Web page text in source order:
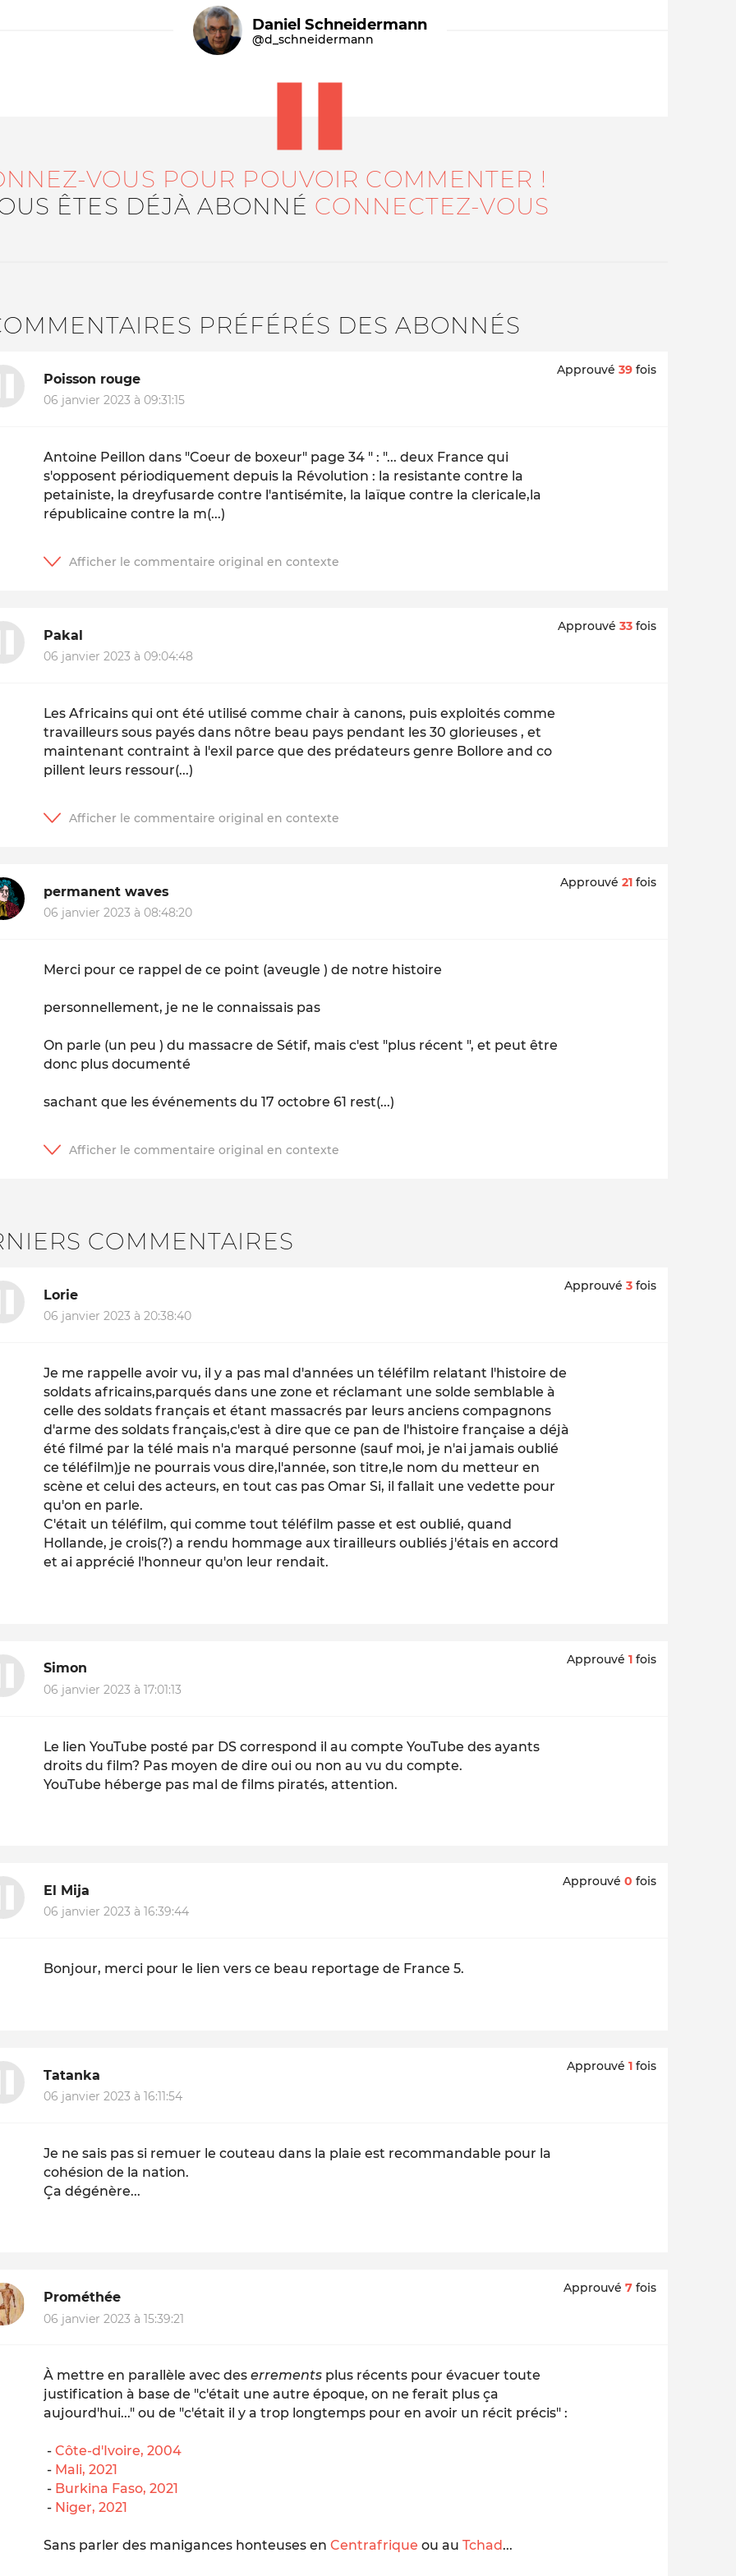
Le médiateur L'équipe Qui sommes-nous ?
Daniel Schneidermann
@d_schneidermann
VOUS POUR POUVOIR COMMENTER !
ÊTES DÉJÀ ABONNÉ CONNECTEZ-VOUS
PRÉFÉRÉS DES ABONNÉS
Poisson rouge
06 janvier 2023 à 09:31:15
Approuvé 39 fois
Antoine Peillon dans "Coeur de boxeur" page 34 " : "... deux France qui
s'opposent périodiquement depuis la Révolution : la resistante contre la
petainiste, la dreyfusarde contre l'antisémite, la laïque contre la clericale,la
républicaine contre la m(...)
Pakal
06 janvier 2023 à 09:04:48
Approuvé 33 fois
Les Africains qui ont été utilisé comme chair à canons, puis exploités comme
travailleurs sous payés dans nôtre beau pays pendant les 30 glorieuses , et
maintenant contraint à l'exil parce que des prédateurs genre Bollore and co
pillent leurs ressour(...)
permanent waves
06 janvier 2023 à 08:48:20
Approuvé 21 fois
Merci pour ce rappel de ce point (aveugle ) de notre histoire
personnellement, je ne le connaissais pas
On parle (un peu ) du massacre de Sétif, mais c'est "plus récent ", et peut être
donc plus documenté
sachant que les événements du 17 octobre 61 rest(...)
COMMENTAIRES
Lorie
06 janvier 2023 à 20:38:40
Approuvé 3 fois
Je me rappelle avoir vu, il y a pas mal d'années un téléfilm relatant l'histoire de
soldats africains,parqués dans une zone et réclamant une solde semblable à
celle des soldats français et étant massacrés par leurs anciens compagnons
d'arme des soldats français,c'est à dire que ce pan de l'histoire française a déjà
été filmé par la télé mais n'a marqué personne (sauf moi, je n'ai jamais oublié
ce téléfilm)je ne pourrais vous dire,l'année, son titre,le nom du metteur en
scène et celui des acteurs, en tout cas pas Omar Si, il fallait une vedette pour
qu'on en parle.
C'était un téléfilm, qui comme tout téléfilm passe et est oublié, quand
Hollande, je crois(?) a rendu hommage aux tirailleurs oubliés j'étais en accord
et ai apprécié l'honneur qu'on leur rendait.
Simon
06 janvier 2023 à 17:01:13
Approuvé 1 fois
Le lien YouTube posté par DS correspond il au compte YouTube des ayants
droits du film? Pas moyen de dire oui ou non au vu du compte.
YouTube héberge pas mal de films piratés, attention.
El Mija
06 janvier 2023 à 16:39:44
Approuvé 0 fois
Bonjour, merci pour le lien vers ce beau reportage de France 5.
Tatanka
06 janvier 2023 à 16:11:54
Approuvé 1 fois
Je ne sais pas si remuer le couteau dans la plaie est recommandable pour la
cohésion de la nation.
Ça dégénère...
Prométhée
06 janvier 2023 à 15:39:21
Approuvé 7 fois
À mettre en parallèle avec deserrements plus récents pour évacuer toute
justification à base de "c'était une autre époque, on ne ferait plus ça
aujourd'hui..." ou de "c'était il y a trop longtemps pour en avoir un récit précis" :
-Côte-d'Ivoire, 2004
- Mali, 2021
- Burkina Faso, 2021
- Niger, 2021
Sans parler des manigances honteuses enCentrafrique ou auTchad...